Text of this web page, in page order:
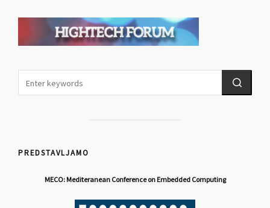
PREDSTAVLJAMO
MECO: Mediteranean Conference on Embedded Computing